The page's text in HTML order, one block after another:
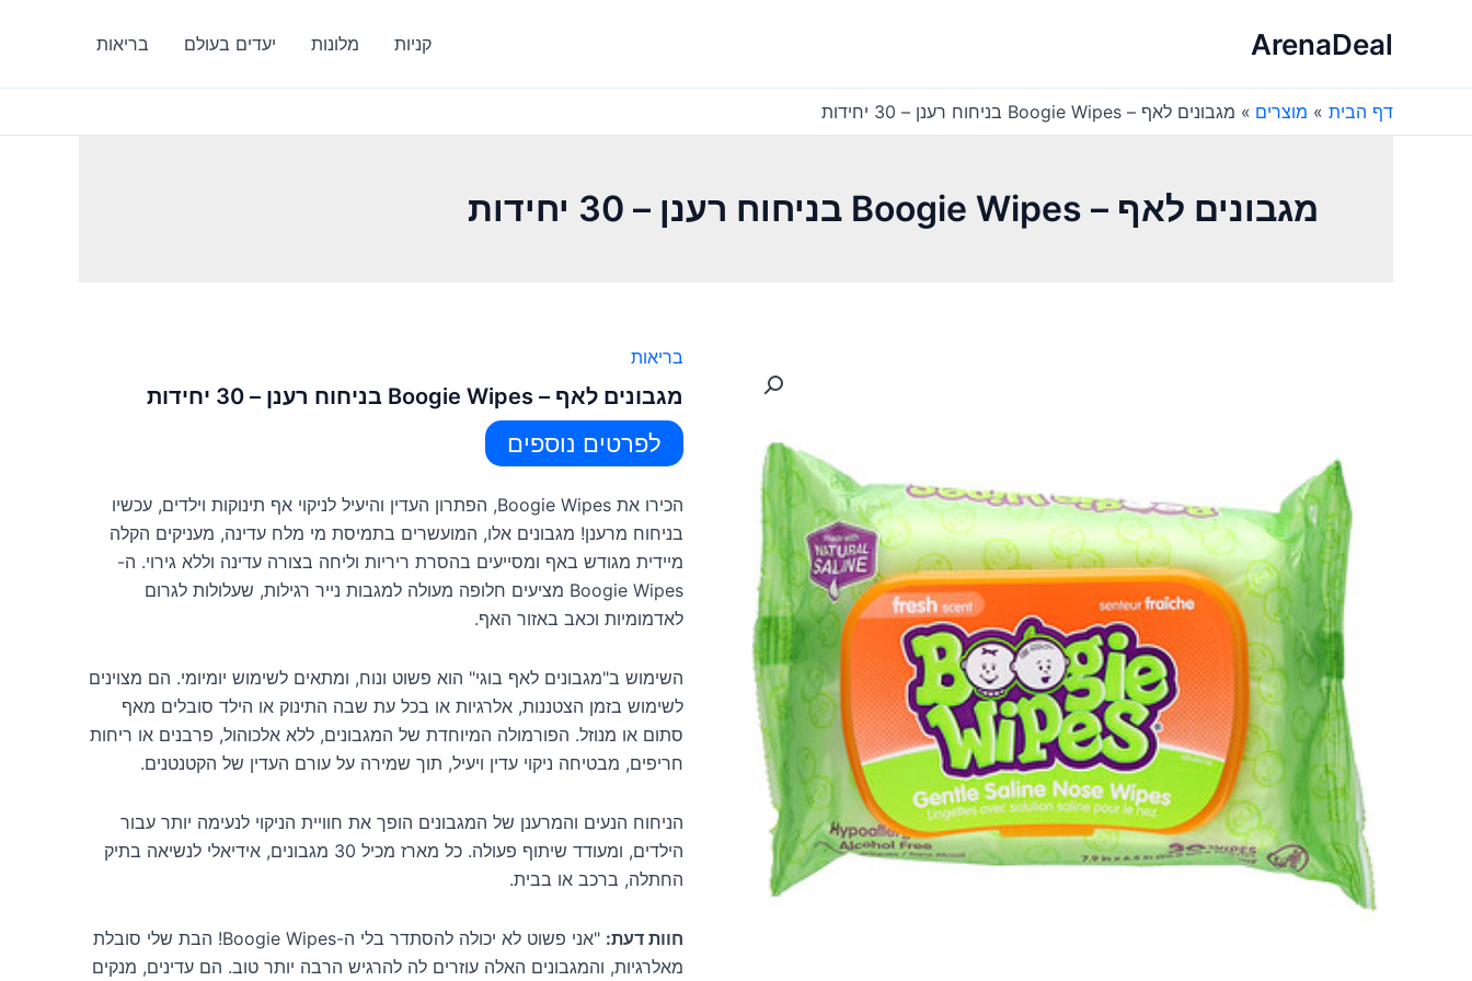
ArenaDeal קניות מלונות יעדים בעולם בריאות
דף הבית מוצרים מגבונים לאף – Boogie Wipes בניחוח רענן – 30 יחידות
מגבונים לאף – Boogie Wipes בניחוח רענן – 30 יחידות
בריאות
מגבונים לאף – Boogie Wipes בניחוח רענן – 30 יחידות
לפרטים נוספים
הכירו את Boogie Wipes, הפתרון העדין והיעיל לניקוי אף תינוקות וילדים, עכשיו
בניחוח מרענן! מגבונים אלו, המועשרים בתמיסת מי מלח עדינה, מעניקים הקלה
מיידית מגודש באף ומסייעים בהסרת ריריות וליחה בצורה עדינה וללא גירוי. ה-
Boogie Wipes מציעים חלופה מעולה למגבות נייר רגילות, שעלולות לגרום
לאדמומיות וכאב באזור האף.
השימוש ב"מגבונים לאף בוגי" הוא פשוט ונוח, ומתאים לשימוש יומיומי. הם מצוינים
לשימוש בזמן הצטננות, אלרגיות או בכל עת שבה התינוק או הילד סובלים מאף
סתום או מנוזל. הפורמולה המיוחדת של המגבונים, ללא אלכוהול, פרבנים או ריחות
חריפים, מבטיחה ניקוי עדין ויעיל, תוך שמירה על עורם העדין של הקטנטנים.
הניחוח הנעים והמרענן של המגבונים הופך את חוויית הניקוי לנעימה יותר עבור
הילדים, ומעודד שיתוף פעולה. כל מארז מכיל 30 מגבונים, אידיאלי לנשיאה בתיק
החתלה, ברכב או בבית.
חוות דעת:
"אני פשוט לא יכולה להסתדר בלי ה-Boogie Wipes! הבת שלי סובלת
מאלרגיות, והמגבונים האלה עוזרים לה להרגיש הרבה יותר טוב. הם עדינים, מנקים